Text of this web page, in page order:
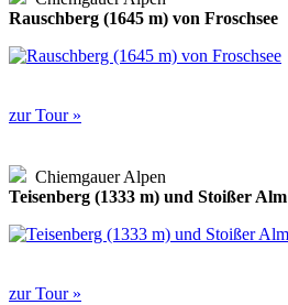
Rauschberg (1645 m) von Froschsee
zur Tour »
Chiemgauer Alpen
Teisenberg (1333 m) und Stoißer
zur Tour »